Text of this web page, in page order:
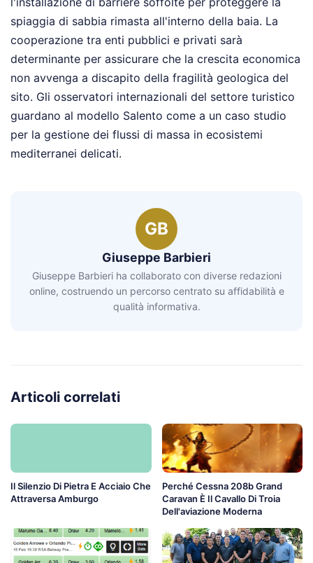
spiaggia di sabbia rimasta all'interno della baia. La
cooperazione tra enti pubblici e privati sarà
determinante per assicurare che la crescita economica
non avvenga a discapito della fragilità geologica del
sito. Gli osservatori internazionali del settore turistico
guardano al modello Salento come a un caso studio
per la gestione dei flussi di massa in ecosistemi
mediterranei delicati.
GB
Giuseppe Barbieri
Giuseppe Barbieri ha collaborato con diverse redazioni
online, costruendo un percorso centrato su affidabilità e
qualità informativa.
Articoli correlati
Il Silenzio Di Pietra E Acciaio Che
Attraversa Amburgo
Perché Cessna 208b Grand
Caravan È Il Cavallo Di Troia
Dell'aviazione Moderna